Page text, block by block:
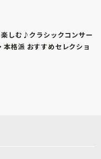
しむ♪クラシックコンサー
本格派 おすすめセレクショ